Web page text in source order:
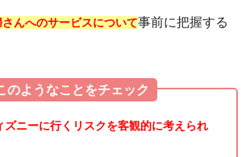
んへのサービスについて事前に把握する
のようなことをチェック
ズニーに行くリスクを客観的に考えられ